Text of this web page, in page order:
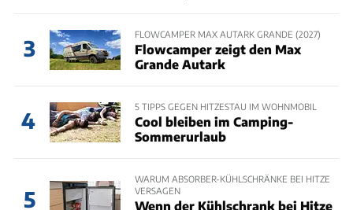
3
FLOWCAMPER MAX AUTARK GRANDE (2027)
Flowcamper zeigt den Max
Grande Autark
4
5 TIPPS GEGEN HITZESTAU IM WOHNMOBIL
Cool bleiben im Camping-
Sommerurlaub
5
WARUM ABSORBER-KÜHLSCHRÄNKE BEI HITZE
VERSAGEN
Wenn der Kühlschrank bei Hitze